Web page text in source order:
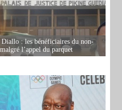
: les bénéficiaires du non-
l’appel du parquet